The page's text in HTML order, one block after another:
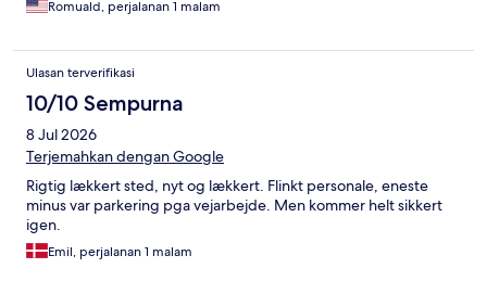
Romuald, perjalanan 1 malam
Ulasan terverifikasi
10/10 Sempurna
8 Jul 2026
Terjemahkan dengan Google
Rigtig lækkert sted, nyt og lækkert. Flinkt personale, eneste
minus var parkering pga vejarbejde. Men kommer helt sikkert
igen.
Emil, perjalanan 1 malam